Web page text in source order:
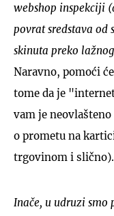
webshop inspekciji
povrat sredstava od
skinuta preko
Naravno, pomoći
tome da je
vam je
o prometu na
trgovinom i slično).
Inače, u udruzi